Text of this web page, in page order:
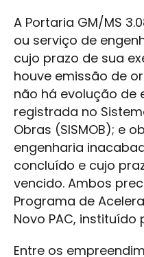
A Portaria GM/MS
ou serviço de
cujo prazo de sua
houve emissão de
não há evolução de
registrada no
Obras (SISMOB); e
engenharia
concluído e cujo
vencido. Ambos
Programa de
Novo PAC, instituído
Entre os